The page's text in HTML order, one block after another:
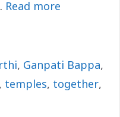
Read more
, Ganpati Bappa,
, temples, together,